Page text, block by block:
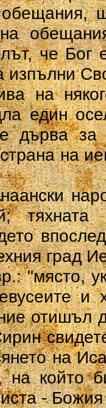
че
изпълни
на
един
дърва
на
град
"място,
отишъл
на
който
-